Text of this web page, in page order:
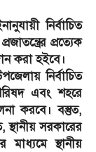
নির্বাচিত
প্রত্যেক
করা হইবে।
নির্বাচিত
এবং শহরে
করবে। বস্তুত,
স্থানীয় সরকারের
মাধ্যমে স্থানীয়